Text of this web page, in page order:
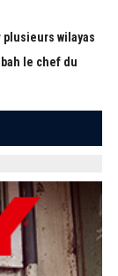
wilayas
le chef du